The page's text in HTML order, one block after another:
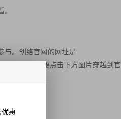
。
与。创络官网的网址是
简单，只需要点击下方图片穿越到官
惠